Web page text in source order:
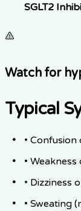
SGLT2
Watch for
Typical
•
•
• Dizziness
• Sweating